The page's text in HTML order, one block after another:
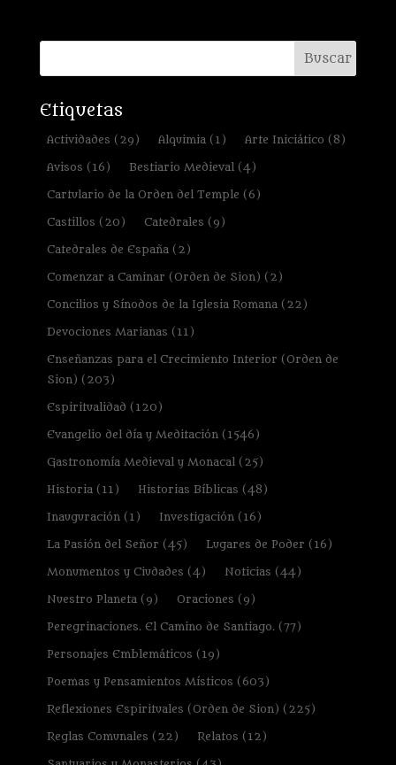
Etiquetas
Actividades (29) Alquimia(1) Arte Iniciático (8)
Avisos (16) Bestiario Medieval(4)
Cartulario de la Orden del Temple (6)
Castillos (20) Catedrales (9)
Catedrales de España(2)
Comenzar a Caminar (Orden de Sion) (2)
Concilios y Sínodos de la Iglesia Romana(22)
Devociones Marianas (11)
Enseñanzas para el Crecimiento Interior (Orden de
Sion) (203)
Espiritualidad (120)
Evangelio del día y Meditación(1546)
Gastronomía Medieval y Monacal(25)
Historia(11) Historias Bíblicas (48)
Inauguración(1) Investigación(16)
La Pasión del Señor (45) Lugares de Poder (16)
Monumentos y Ciudades (4) Noticias (44)
Nuestro Planeta(9) Oraciones (9)
Peregrinaciones. El Camino de Santiago.(77)
Personajes Emblemáticos (19)
Poemas y Pensamientos Místicos (603)
Reflexiones Espirituales (Orden de Sion) (225)
Reglas Comunales (22) Relatos (12)